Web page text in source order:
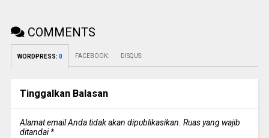
COMMENTS
WORDPRESS: 0 FACEBOOK: DISQUS:
Tinggalkan Balasan
Alamat email Anda tidak akan dipublikasikan. Ruas yang wajib
ditandai*